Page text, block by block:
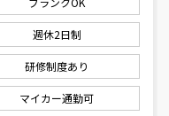
週休2日制
研修制度あり
マイカー通勤可